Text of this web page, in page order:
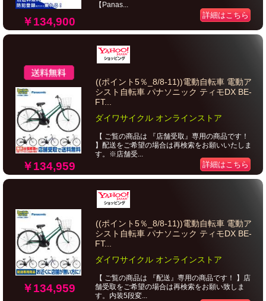
￥134,900
【Panas...
詳細はこちら
￥134,959
((ポイント5％_8/8-11))電動自転車 電動ア
シスト自転車 パナソニック ティモDX BE-
FT...
ダイワサイクル オンラインストア
【 ご覧の商品は 『店舗受取』専用の商品です！
】配送をご希望の場合は再検索をお願いいたしま
す。※店舗受...
詳細はこちら
￥134,959
((ポイント5％_8/8-11))電動自転車 電動ア
シスト自転車 パナソニック ティモDX BE-
FT...
ダイワサイクル オンラインストア
【 ご覧の商品は 『配送』専用の商品です！ 】店
舗受取をご希望の場合は再検索をお願い致しま
す。内装5段変...